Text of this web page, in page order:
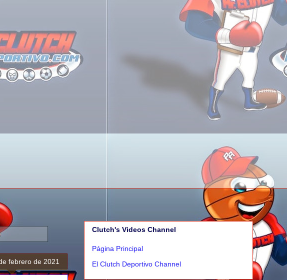
febrero de 2021
Clutch's Videos Channel
Página Principal
El Clutch Deportivo Channel